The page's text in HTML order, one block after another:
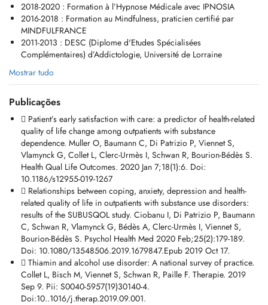
N'hésitez pas à consulter le site web:
https://s-viennet.org
Certaines indications ont plus particulièrement été étudiées en
recherche scientifique, telles que: améliorer la gestion des douleurs
aigues/chroniques, le retentissement d'une maladie somatique, la
aide au sevrage tabagique ...
Mais il existe également des contre-indications relatives ou absolues,
en particulier pour les etats psychopathologiques en phase aigue, qu'il
est nécessaire d'évaluer au préalable.
Pour toutes questions ou demande de rendez vous, merci de nous
contacter par mail en indiquant vos coordonnées complètes ainsi que
le motif de la demande, à l'adresse suivante:
secretariat.viennet@gmail.com
2018-2020 : Formation à l’Hypnose Médicale avec IPNOSIA​
2016-2018 : Formation au Mindfulness, praticien certifié par
MINDFULFRANCE
2011-2013 : DESC (Diplome d'Etudes Spécialisées
Complémentaires) d’Addictologie, Université de Lorraine
Mostrar tudo
Publicações
 Patient’s early satisfaction with care: a predictor of health-related
quality of life change among outpatients with substance
dependence. Muller O, Baumann C, Di Patrizio P, Viennet S,
Vlamynck G, Collet L, Clerc-Urmès I, Schwan R, Bourion-Bédès S.
Health Qual Life Outcomes. 2020 Jan 7;18(1):6. Doi:
10.1186/s12955-019-1267
 Relationships between coping, anxiety, depression and health-
related quality of life in outpatients with substance use disorders:
results of the SUBUSQOL study. Ciobanu I, Di Patrizio P, Baumann
C, Schwan R, Vlamynck G, Bédès A, Clerc-Urmès I, Viennet S,
Bourion-Bédès S. Psychol Health Med 2020 Feb;25(2):179-189.
Doi: 10.1080/13548506.2019.1679847.Epub 2019 Oct 17.
 Thiamin and alcohol use disorder: A national survey of practice.
Collet L, Bisch M, Viennet S, Schwan R, Paille F. Therapie. 2019
Sep 9. Pii: S0040-5957(19)30140-4.
Doi:10..1016/j.therap.2019.09.001.